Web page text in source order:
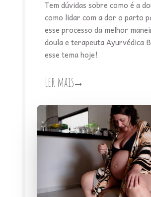
Tem dúvidas sobre como é a
como lidar com a dor o parto
esse processo da melhor
doula e terapeuta Ayurvédica
esse tema hoje!
Ler mais